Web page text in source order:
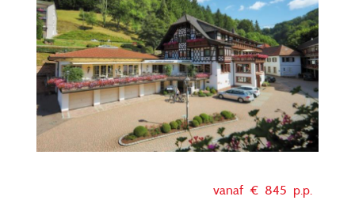
vanaf € 845 p.p.